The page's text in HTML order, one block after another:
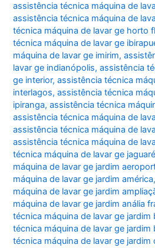
assistência técnica máquina de
assistência técnica máquina de
técnica máquina de lavar ge horto
técnica máquina de lavar ge
máquina de lavar ge imirim,
lavar ge indianópolis,assistência
ge interior,assistência técnica
interlagos,assistência técnica
ipiranga,assistência técnica
assistência técnica máquina de
assistência técnica máquina de
assistência técnica máquina de
técnica máquina de lavar ge jaguaré
máquina de lavar ge jardim
máquina de lavar ge jardim américa
máquina de lavar ge jardim
máquina de lavar ge jardim anália
técnica máquina de lavar ge jardim
técnica máquina de lavar ge jardim
técnica máquina de lavar ge jardim